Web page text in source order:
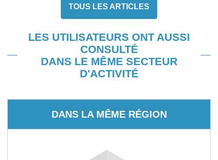
TOUS LES ARTICLES
LES UTILISATEURS ONT AUSSI
CONSULTÉ
DANS LE MÊME SECTEUR
D'ACTIVITÉ
DANS LA MÊME RÉGION